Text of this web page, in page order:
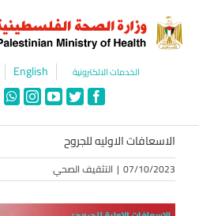
content
الخدمات الالكترونية English
Facebook
Twitter
YouTube
الاسعافات الاوليه للجروح
07/10/2023
| التثقيف الصحي